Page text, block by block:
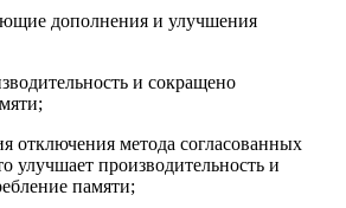
дополнения и улучшения
и сокращено
отключения метода согласованных
улучшает производительность и
памяти;